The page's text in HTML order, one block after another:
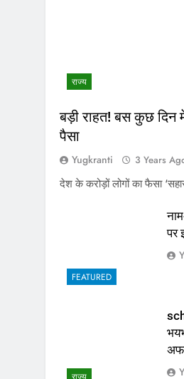
राज्य
बड़ी राहत! बस कुछ दिन
पैसा
Yugkranti 3 Years
देश के करोड़ों लोगों का फैसा
FEATURED
पर